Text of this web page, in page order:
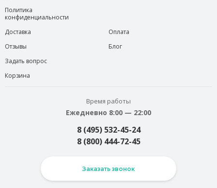
Политика
конфиденциальности
Доставка
Отзывы
Задать вопрос
Корзина
Оплата
Блог
Время работы
Ежедневно 8:00 — 22:00
8 (495) 532-45-24
8 (800) 444-72-45
Заказать звонок